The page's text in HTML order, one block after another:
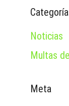
Noticias
Multas
Meta